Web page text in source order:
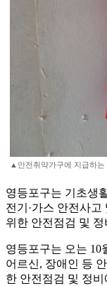
▲안전취약가구에 지급하
영등포구는 기초생
전기·가스 안전사고
위한 안전점검 및
영등포구는 오는 10
어르신, 장애인 등
한 안전점검 및 정